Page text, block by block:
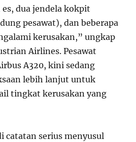
dua jendela kokpit
pesawat), dan beberapa
kerusakan,” ungkap
Airlines. Pesawat
A320, kini sedang
lebih lanjut untuk
tingkat kerusakan yang
catatan serius menyusul